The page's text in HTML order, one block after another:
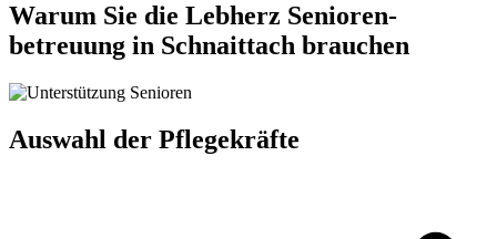
Warum Sie die Lebherz Senioren­
betreuung in Schnaittach brauchen
Auswahl der Pflegekräfte